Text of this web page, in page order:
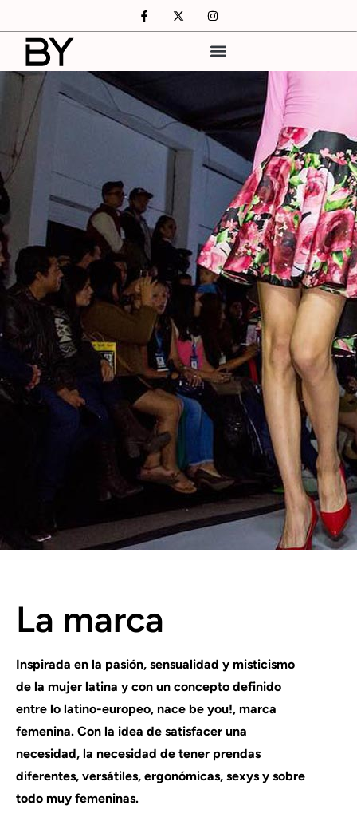
La marca
Inspirada en la pasión, sensualidad y misticismo
de la mujer latina y con un concepto definido
entre lo latino-europeo, nace be you!, marca
femenina. Con la idea de satisfacer una
necesidad, la necesidad de tener prendas
diferentes, versátiles, ergonómicas, sexys y sobre
todo muy femeninas.